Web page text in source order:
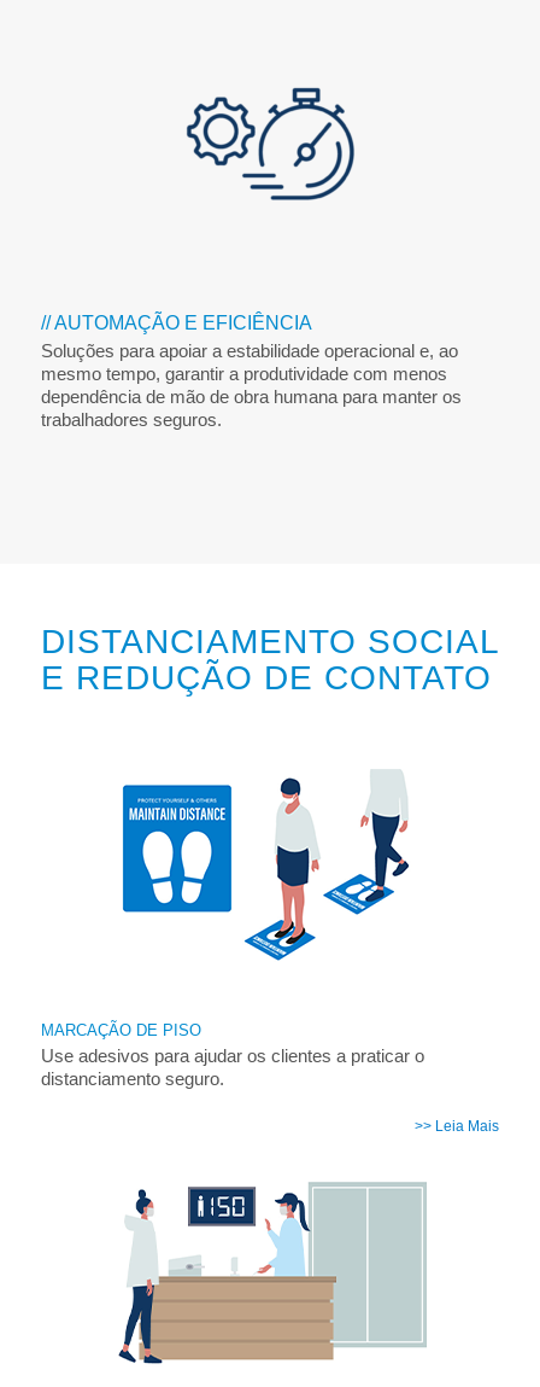
// AUTOMAÇÃO E EFICIÊNCIA
Soluções para apoiar a estabilidade operacional e, ao
mesmo tempo, garantir a produtividade com menos
dependência de mão de obra humana para manter os
trabalhadores seguros.
DISTANCIAMENTO SOCIAL
E REDUÇÃO DE CONTATO
MARCAÇÃO DE PISO
Use adesivos para ajudar os clientes a praticar o
distanciamento seguro.
>> Leia Mais